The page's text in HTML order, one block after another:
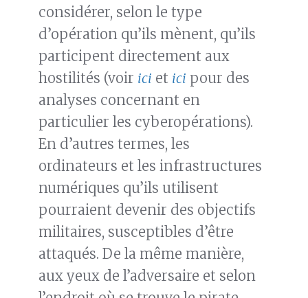
considérer, selon le type
d’opération qu’ils mènent, qu’ils
participent directement aux
hostilités (voir ici et ici pour des
analyses concernant en
particulier les cyberopérations).
En d’autres termes, les
ordinateurs et les infrastructures
numériques qu’ils utilisent
pourraient devenir des objectifs
militaires, susceptibles d’être
attaqués. De la même manière,
aux yeux de l’adversaire et selon